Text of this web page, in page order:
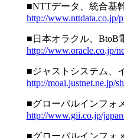
■NTTデータ、統合基
http://www.nttdata.co.jp/
■日本オラクル、BtoB
http://www.oracle.co.jp/
■ジャストシステム、
http://moai.justnet.ne.jp/
■グローバルインフォ
http://www.gii.co.jp/
■グローバルインフォ